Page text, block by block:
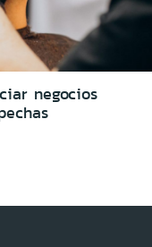
negocios